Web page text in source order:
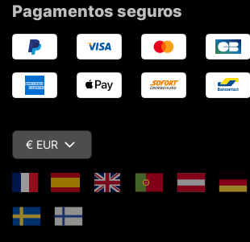
Pagamentos seguros
€ EUR